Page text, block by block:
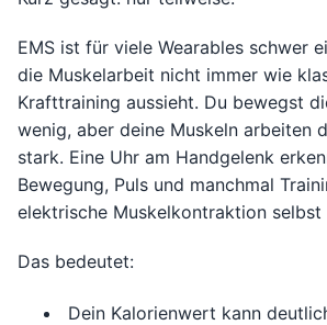
EMS ist für viele Wearables schwer
die Muskelarbeit nicht immer wie
Krafttraining aussieht. Du bewegst
wenig, aber deine Muskeln arbeiten
stark. Eine Uhr am Handgelenk
Bewegung, Puls und manchmal
elektrische Muskelkontraktion selbst
Das bedeutet:
Dein Kalorienwert kann